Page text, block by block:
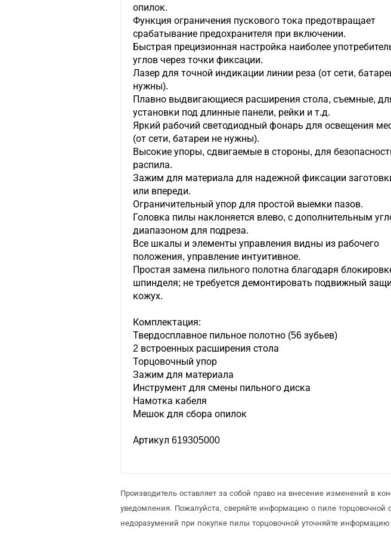
опилок.
Функция ограничения пускового тока предотвращает
срабатывание предохранителя при включении.
Быстрая прецизионная настройка наиболее
углов через точки фиксации.
Лазер для точной индикации линии реза (от сети,
нужны).
Плавно выдвигающиеся расширения стола, съемные,
установки под длинные панели, рейки и т.д.
Яркий рабочий светодиодный фонарь для освещения
(от сети, батареи не нужны).
Высокие упоры, сдвигаемые в стороны, для
распила.
Зажим для материала для надежной фиксации
или впереди.
Ограничительный упор для простой выемки пазов.
Головка пилы наклоняется влево, с дополнительным
диапазоном для подреза.
Все шкалы и элементы управления видны из рабочего
положения, управление интуитивное.
Простая замена пильного полотна благодаря
шпинделя; не требуется демонтировать подвижный
кожух.
Комплектация:
Твердосплавное пильное полотно (56 зубьев)
2 встроенных расширения стола
Торцовочный упор
Зажим для материала
Инструмент для смены пильного диска
Намотка кабеля
Мешок для сбора опилок
Артикул 619305000
Производитель оставляет за собой право на внесение изменений в
уведомления. Пожалуйста, сверяйте информацию о пиле
недоразумений при покупке пилы торцовочной уточняйте информацию